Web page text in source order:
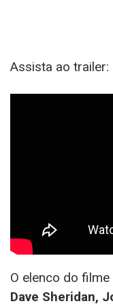
Assista ao trailer:
O elenco do filme
Dave Sheridan,